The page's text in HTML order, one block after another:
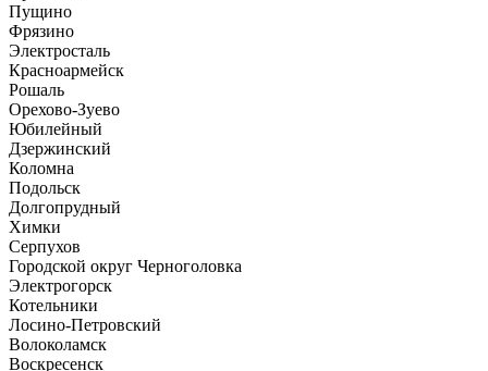
Пущино
Фрязино
Электросталь
Красноармейск
Рошаль
Орехово-Зуево
Юбилейный
Дзержинский
Коломна
Подольск
Долгопрудный
Химки
Серпухов
Городской округ Черноголовка
Электрогорск
Котельники
Лосино-Петровский
Волоколамск
Воскресенск